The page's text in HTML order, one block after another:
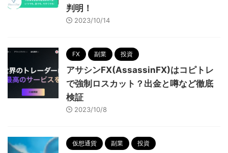
判明！
2023/10/14
FX 副業 投資
アサシンFX(AssassinFX)はコピトレ
で強制ロスカット？出金と噂など徹底
検証
2023/10/8
仮想通貨 副業 投資